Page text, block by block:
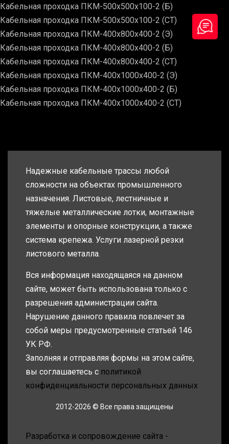
Кабельная проходка ПКМ-500х500х100-2 (Б)
Кабельная проходка ПКМ-500х500х100-2 (СТ)
Кабельная проходка ПКМ-400х800х400-2 (Э)
Кабельная проходка ПКМ-400х800х400-2 (Б)
Кабельная проходка ПКМ-400х800х400-2 (СТ)
Кабельная проходка ПКМ-400х1000х400-2 (Э)
Кабельная проходка ПКМ-400х1000х400-2 (Б)
Кабельная проходка ПКМ-400х1000х400-2 (СТ)
Надежные кабельные трассы любой
сложности на объектах промышленного
назначения. Листовые, лестничные и
тяжелые металлические лотки, монтажные
элементы и опорные конструкции, а также
система крепежа. Услуги лазерной резки
листового металла.
Вся информация находящаяся на данном
сайте, может быть использована только с
разрешения администрации сайта.
Нарушение данного правила повлечет за
собой меры предусмотренные статьей 146
УК РФ.
Заполняя и отправляя формы на этом сайте,
вы соглашаетесь с политикой
конфиденциальности персональных данных
2012-2026 © Все права защищены
Разработка и сопровождение сайта -